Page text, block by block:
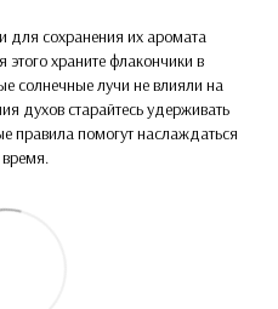
сохранения их аромата
этого храните флакончики в
солнечные лучи не влияли на
духов старайтесь удерживать
правила помогут наслаждаться